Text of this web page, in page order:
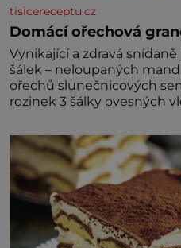
tisicereceptu.cz
Domácí ořechová
Vynikající a zdravá snídaně je tu!
šálek – neloupaných
ořechů slunečnicových
rozinek 3 šálky ovesných